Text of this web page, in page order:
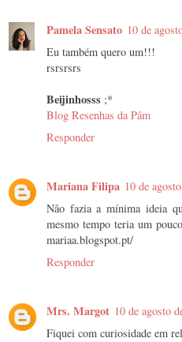
Pamela Sensato 10 de
Eu também quero um!!!
rsrsrsrs
Beijinhosss ;*
Blog Resenhas da Pâm
Responder
Mariana Filipa 10 de
Não fazia a mínima ideia
mesmo tempo teria um
mariaa.blogspot.pt/
Responder
Mrs. Margot 10 de agosto
Fiquei com curiosidade em